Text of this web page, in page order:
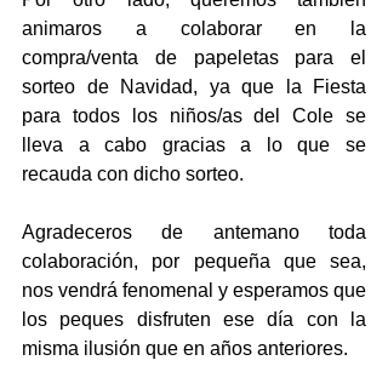
animaros a colaborar en la
compra/venta de papeletas para el
sorteo de Navidad, ya que la Fiesta
para todos los niños/as del Cole se
lleva a cabo gracias a lo que se
recauda con dicho sorteo.
Agradeceros de antemano toda
colaboración, por pequeña que sea,
nos vendrá fenomenal y esperamos que
los peques disfruten ese día con la
misma ilusión que en años anteriores.